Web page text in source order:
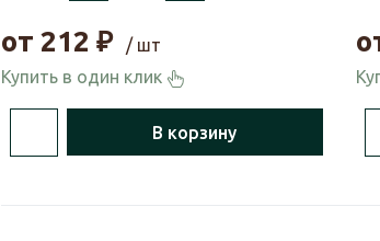
от 212 ₽
/ шт
Купить в один клик
В корзину